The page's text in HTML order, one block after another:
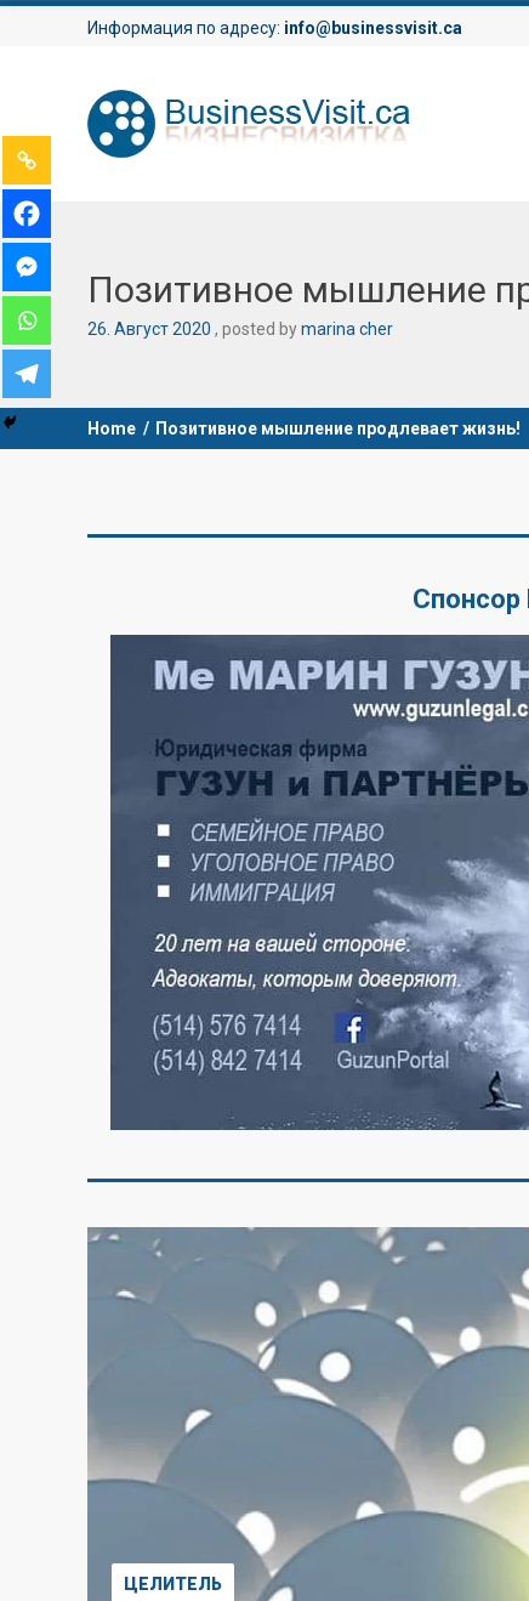
Информация по адресу: info@businessvisit.ca
Позитивное мышление
26 Август2020 posted bymarina cher
Home / Позитивное мышление продлевает жизнь!
Спонсор
ЦЕЛИТЕЛЬ